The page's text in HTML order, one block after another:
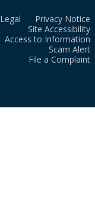
Legal
Privacy Notice
Site Accessibility
Access to Information
Scam Alert
File a Complaint